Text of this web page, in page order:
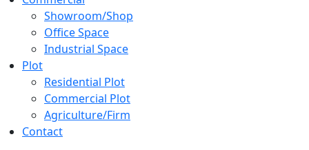
Showroom/Shop
Office Space
Industrial Space
Plot
Residential Plot
Commercial Plot
Agriculture/Firm
Contact